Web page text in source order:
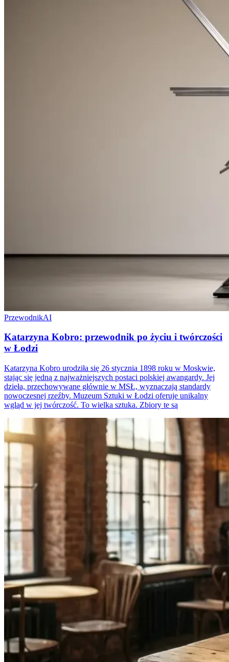
PrzewodnikAI
Katarzyna Kobro: przewodnik po życiu i twórczości
w Łodzi
Katarzyna Kobro urodziła się 26 stycznia 1898 roku w Moskwie,
stając się jedną z najważniejszych postaci polskiej awangardy. Jej
dzieła, przechowywane głównie w MSŁ, wyznaczają standardy
nowoczesnej rzeźby. Muzeum Sztuki w Łodzi oferuje unikalny
wgląd w jej twórczość. To wielka sztuka. Zbiory te są